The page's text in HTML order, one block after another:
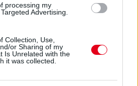
processing my
Advertising.
Collection, Use,
or Sharing of my
Is Unrelated with the
it was collected.